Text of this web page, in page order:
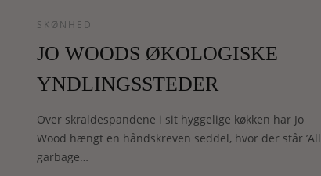
SKØNHED
JO WOODS ØKOLOGISKE
YNDLINGSSTEDER
Over skraldespandene i sit hyggelige køkken har Jo
Wood hængt en håndskreven seddel, hvor der står ’All
garbage…